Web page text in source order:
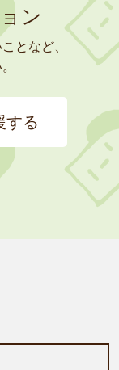
ン
となど、
する